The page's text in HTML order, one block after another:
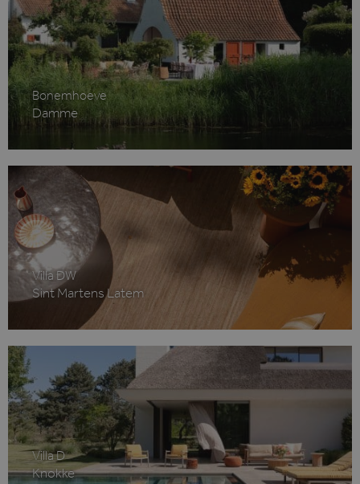
Bonemhoeve
Damme
Villa DW
Sint Martens Latem
Villa D
Knokke